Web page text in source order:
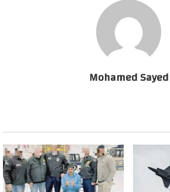
Mohamed Sayed